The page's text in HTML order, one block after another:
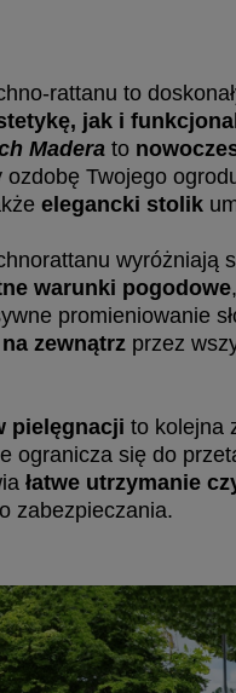
rattanu to
jak i
Madera to
ozdobę Twojego
elegancki stolik
wyróżniają
warunki pogodowe
promieniowanie
zewnątrz przez
pielęgnacji to kolejna
ogranicza się do
łatwe utrzymanie
zabezpieczania.